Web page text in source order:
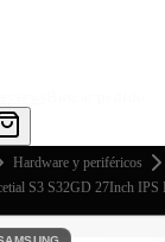
Hardware y periféricos
S3 S32GD 27Inch